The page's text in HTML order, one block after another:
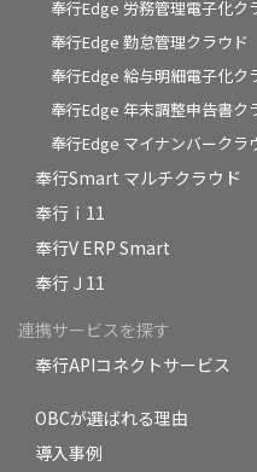
奉行Edge 労務管理電子化ク
奉行Edge 勤怠管理クラウド
奉行Edge 給与明細電子化ク
奉行Edge 年末調整申告書ク
奉行Edge マイナンバークラ
奉行Smart マルチクラウド
奉行ｉ11
奉行V ERP Smart
奉行Ｊ11
連携サービスを探す
奉行APIコネクトサービス
OBCが選ばれる理由
導入事例